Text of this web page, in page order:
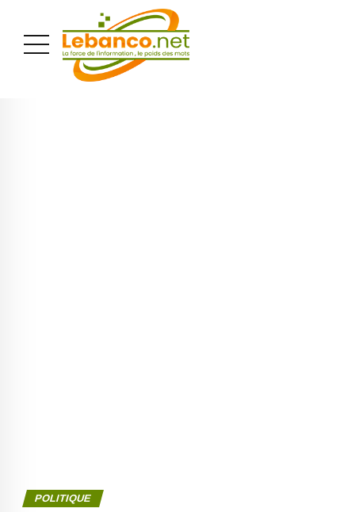
POLITIQUE